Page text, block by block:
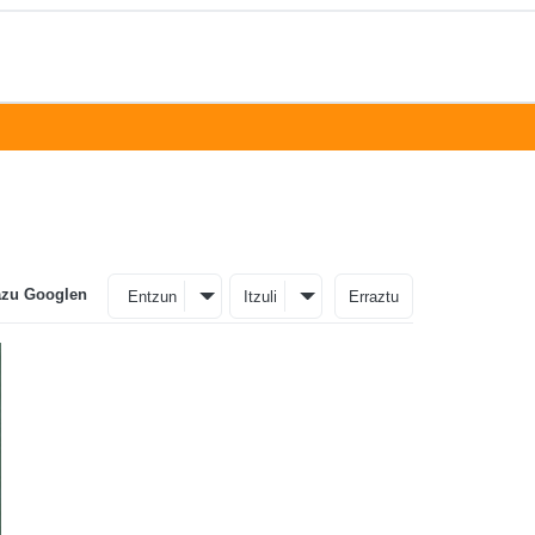
Googlen Entzun Itzuli Erraztu